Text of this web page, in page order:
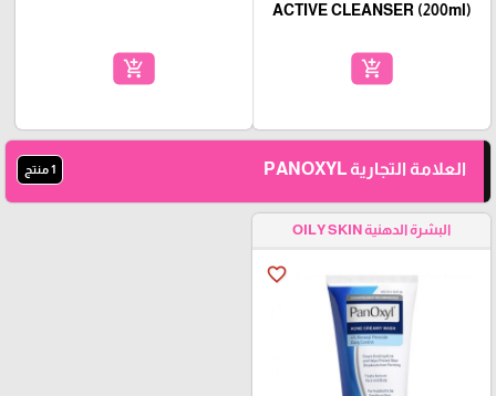
ACTIVE CLEANSER (200ml)
add_shopping_cart
add_shopping_cart
العلامة التجارية PANOXYL 1 منتج
البشرة الدهنية OILY SKIN
favorite_border